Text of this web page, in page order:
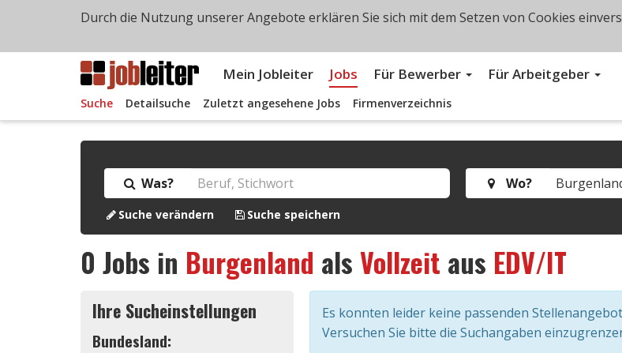
Mein Jobleiter Jobs Für Bewerber Für Arbeitgeber
Suche Detailsuche Zuletzt angesehene Jobs Firmenverzeichnis
Was? Wo?
Suche verändern Suche speichern
0 Jobs in Burgenland alsVollzeit aus EDV/IT
Ihre Sucheinstellungen
Bundesland:
Es konnten leider keine passenden
Versuchen Sie bitte die Suchangaben
Durch die Nutzung unserer Angebote erklären Sie sich mit dem Setzen von Cookies